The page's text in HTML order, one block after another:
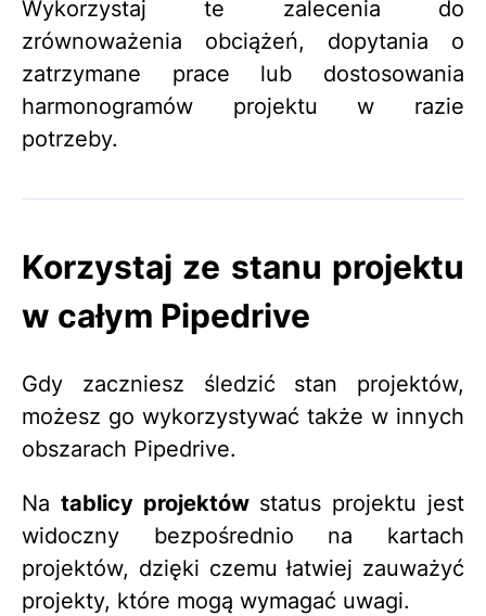
Wykorzystaj te zalecenia do
zrównoważenia obciążeń, dopytania o
zatrzymane prace lub dostosowania
harmonogramów projektu w razie
potrzeby.
Korzystaj ze stanu projektu
w całym Pipedrive
Gdy zaczniesz śledzić stan projektów,
możesz go wykorzystywać także w innych
obszarach Pipedrive.
Na tablicy projektówstatus projektu jest
widoczny bezpośrednio na kartach
projektów, dzięki czemu łatwiej zauważyć
projekty, które mogą wymagać uwagi.